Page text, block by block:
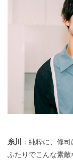
糸川 ：純粋に、修
ふたりでこんな素